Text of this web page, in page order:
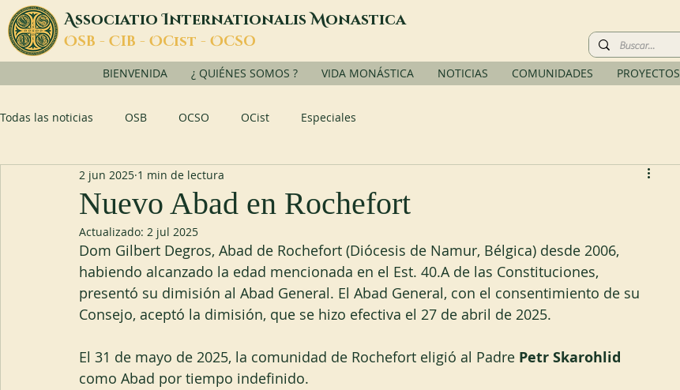
AssociatioInternationalisMonastica
OSB - CIB - OCist - OCSO
BIENVENIDA ¿ QUIÉNES SOMOS ? VIDA MONÁSTICA NOTICIAS COMUNIDADES PROYECTOS
Todas las noticias OSB OCSO OCist Especiales
Nuevo Abad en Rochefort
2 jun 2025 1 min de lectura
Actualizado: 2 jul 2025
Dom Gilbert Degros, Abad de Rochefort (Diócesis de Namur, Bélgica) desde 2006,
habiendo alcanzado la edad mencionada en el Est. 40.A de las Constituciones,
presentó su dimisión al Abad General. El Abad General, con el consentimiento de su
Consejo, aceptó la dimisión, que se hizo efectiva el 27 de abril de 2025.
El 31 de mayo de 2025, la comunidad de Rochefort eligió al Padre Petr Skarohlid
como Abad por tiempo indefinido.